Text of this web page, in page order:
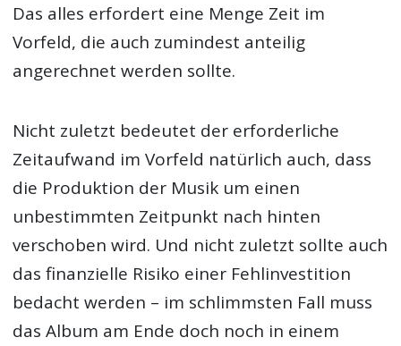
Das alles erfordert eine Menge Zeit im
Vorfeld, die auch zumindest anteilig
angerechnet werden sollte.
Nicht zuletzt bedeutet der erforderliche
Zeitaufwand im Vorfeld natürlich auch, dass
die Produktion der Musik um einen
unbestimmten Zeitpunkt nach hinten
verschoben wird. Und nicht zuletzt sollte auch
das finanzielle Risiko einer Fehlinvestition
bedacht werden – im schlimmsten Fall muss
das Album am Ende doch noch in einem